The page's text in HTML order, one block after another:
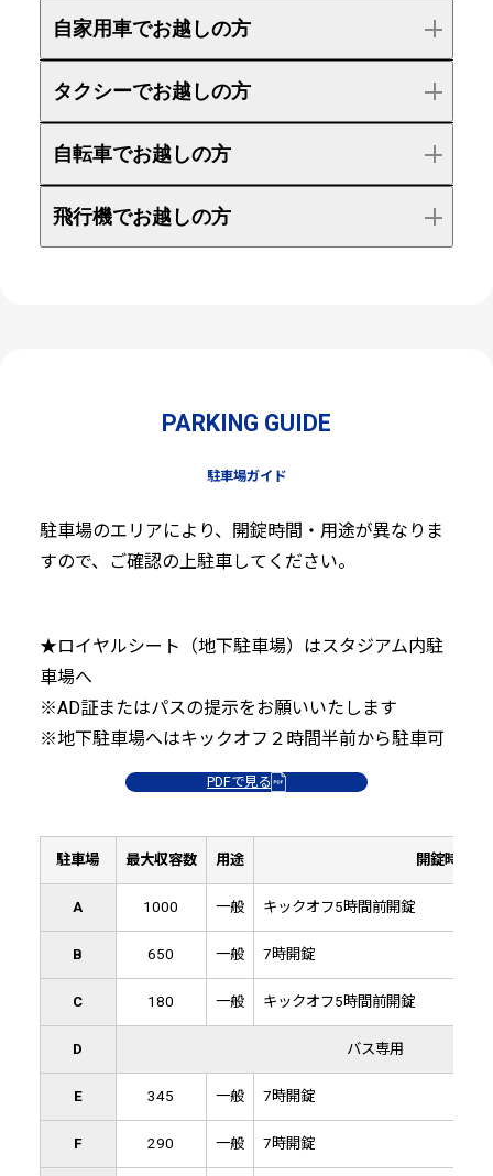
自家用車でお越しの方
タクシーでお越しの方
自転車でお越しの方
飛行機でお越しの方
駐車場ガイド
PARKING GUIDE
駐車場のエリアにより、開錠時間・用途が異なりま
すので、ご確認の上駐車してください。
★ロイヤルシート（地下駐車場）はスタジアム内駐
車場へ
※AD証またはパスの提示をお願いいたします
※地下駐車場へはキックオフ２時間半前から駐車可
PDFで見る
駐車場 最大収容数 用途 開錠時間
A 1000 一般 キックオフ5時間前開錠
B 650 一般 7時開錠
C 180 一般 キックオフ5時間前開錠
D バス専用
E 345 一般 7時開錠
F 290 一般 7時開錠